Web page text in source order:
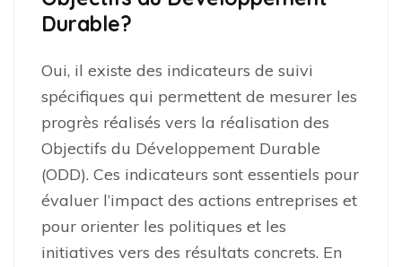
Durable?
Oui, il existe des indicateurs de suivi
spécifiques qui permettent de mesurer les
progrès réalisés vers la réalisation des
Objectifs du Développement Durable
(ODD). Ces indicateurs sont essentiels pour
évaluer l’impact des actions entreprises et
pour orienter les politiques et les
initiatives vers des résultats concrets. En